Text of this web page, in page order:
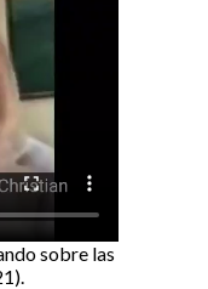
sobre las